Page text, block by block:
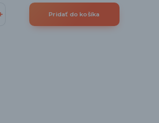
Pridať do košíka